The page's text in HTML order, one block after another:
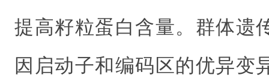
提高籽粒蛋白含量。群体遗
因启动子和编码区的优异变